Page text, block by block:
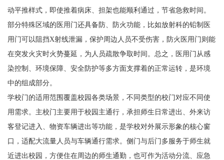
动平推样式，即使推着病床、担架也能顺利通过，节省急救时间。
部分特殊区域的医用门还具备防、防火功能，比如放射科的铅制医
用门可以阻挡X射线泄漏，保护周边人员不受伤害，防火医用门则能
在突发火灾时火势蔓延，为人员疏散争取时间。总之，医用门从感
染控制、环境保障、安全防护等多方面支撑着的正常运转，是环境
中的组成部分。
学校门的适用范围覆盖校园各类场景，不同类型的校门对应不同使
用需求。主校门主要用于校园主通行，承担师生日常进出、外来访
客登记进入、物资车辆进出等功能，是学校对外展示形象的核心窗
口，适配大流量人员与车辆通行需求。侧门与后门多服务于师生就
近进出校园，方便住在周边的师生通勤，也可作为活动分流、应急